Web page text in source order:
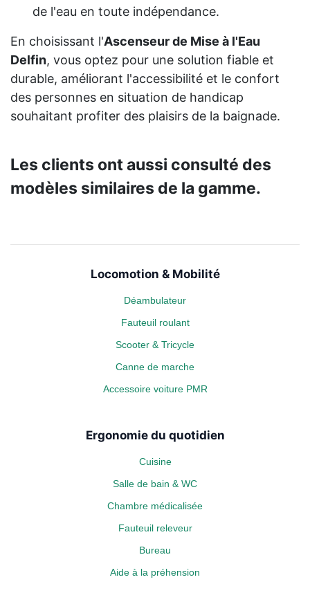
de l'eau en toute indépendance.
En choisissant l'Ascenseur de Mise à l'Eau
Delfin, vous optez pour une solution fiable et
durable, améliorant l'accessibilité et le confort
des personnes en situation de handicap
souhaitant profiter des plaisirs de la baignade.
Les clients ont aussi consulté des
modèles similaires de la gamme.
Locomotion & Mobilité
Déambulateur
Fauteuil roulant
Scooter & Tricycle
Canne de marche
Accessoire voiture PMR
Ergonomie du quotidien
Cuisine
Salle de bain & WC
Chambre médicalisée
Fauteuil releveur
Bureau
Aide à la préhension